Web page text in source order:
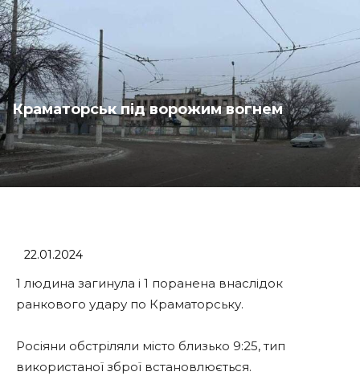
Краматорськ під ворожим вогнем
22.01.2024
1 людина загинула і 1 поранена внаслідок
ранкового удару по Краматорську.
Росіяни обстріляли місто близько 9:25, тип
використаної зброї встановлюється.